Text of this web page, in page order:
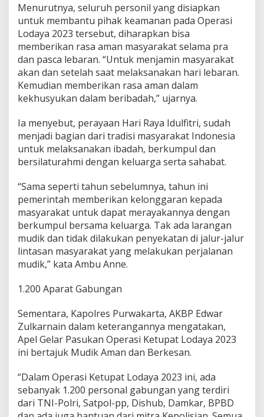
Menurutnya, seluruh personil yang disiapkan
untuk membantu pihak keamanan pada Operasi
Lodaya 2023 tersebut, diharapkan bisa
memberikan rasa aman masyarakat selama pra
dan pasca lebaran. “Untuk menjamin masyarakat
akan dan setelah saat melaksanakan hari lebaran.
Kemudian memberikan rasa aman dalam
kekhusyukan dalam beribadah,” ujarnya.
Ia menyebut, perayaan Hari Raya Idulfitri, sudah
menjadi bagian dari tradisi masyarakat Indonesia
untuk melaksanakan ibadah, berkumpul dan
bersilaturahmi dengan keluarga serta sahabat.
“Sama seperti tahun sebelumnya, tahun ini
pemerintah memberikan kelonggaran kepada
masyarakat untuk dapat merayakannya dengan
berkumpul bersama keluarga. Tak ada larangan
mudik dan tidak dilakukan penyekatan di jalur-jalur
lintasan masyarakat yang melakukan perjalanan
mudik,” kata Ambu Anne.
1.200 Aparat Gabungan
Sementara, Kapolres Purwakarta, AKBP Edwar
Zulkarnain dalam keterangannya mengatakan,
Apel Gelar Pasukan Operasi Ketupat Lodaya 2023
ini bertajuk Mudik Aman dan Berkesan.
“Dalam Operasi Ketupat Lodaya 2023 ini, ada
sebanyak 1.200 personal gabungan yang terdiri
dari TNI-Polri, Satpol-pp, Dishub, Damkar, BPBD